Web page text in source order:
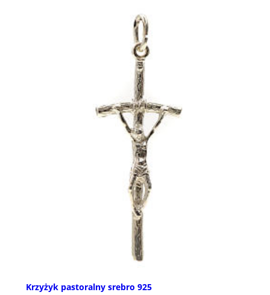
Krzyżyk pastoralny srebro 925